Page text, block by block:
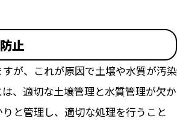
止
が、これが原因で土壌や水質が汚染
、適切な土壌管理と水質管理が欠か
と管理し、適切な処理を行うこと